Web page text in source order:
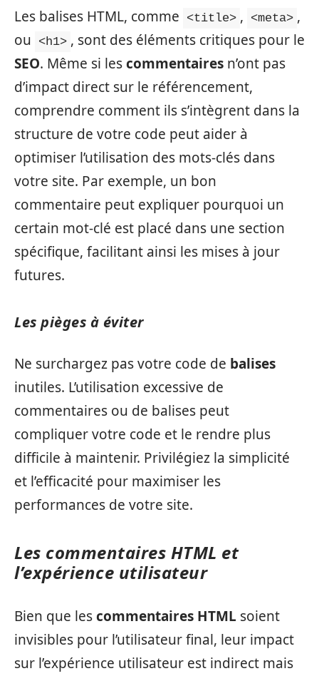
Les balises HTML, comme <title> , <meta> ,
ou
<h1> , sont des éléments critiques pour le
SEO. Même si lescommentaires n’ont pas
d’impact direct sur le référencement,
comprendre comment ils s’intègrent dans la
structure de votre code peut aider à
optimiser l’utilisation des mots-clés dans
votre site. Par exemple, un bon
commentaire peut expliquer pourquoi un
certain mot-clé est placé dans une section
spécifique, facilitant ainsi les mises à jour
futures.
Les pièges à éviter
Ne surchargez pas votre code de balises
inutiles. L’utilisation excessive de
commentaires ou de balises peut
compliquer votre code et le rendre plus
difficile à maintenir. Privilégiez la simplicité
et l’efficacité pour maximiser les
performances de votre site.
Les commentaires HTML et
l’expérience utilisateur
Bien que lescommentaires HTML soient
invisibles pour l’utilisateur final, leur impact
sur l’expérience utilisateur est indirect mais